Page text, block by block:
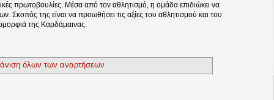
πρωτοβουλίες. Μέσα από τον αθλητισμό, η ομάδα επιδιώκει να
Σκοπός της είναι να προωθήσει τις αξίες του αθλητισμού και του
της Καρδάμαινας.
όλων των αναρτήσεων